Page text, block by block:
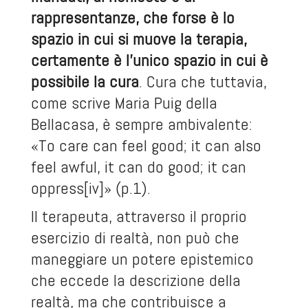
rappresentanze, che forse è lo
spazio in cui si muove la terapia,
certamente è l’unico spazio in cui è
possibile la cura. Cura che tuttavia,
come scrive Maria Puig della
Bellacasa, è sempre ambivalente:
«To care can feel good; it can also
feel awful, it can do good; it can
oppress[iv]» (p.1).
Il terapeuta, attraverso il proprio
esercizio di realtà, non può che
maneggiare un potere epistemico
che eccede la descrizione della
realtà, ma che contribuisce a